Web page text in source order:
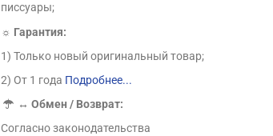
писсуары;
☼ Гарантия:
1) Только новый оригинальный товар;
2) От 1 года Подробнее...
↔Обмен / Возврат:
Согласно законодательства